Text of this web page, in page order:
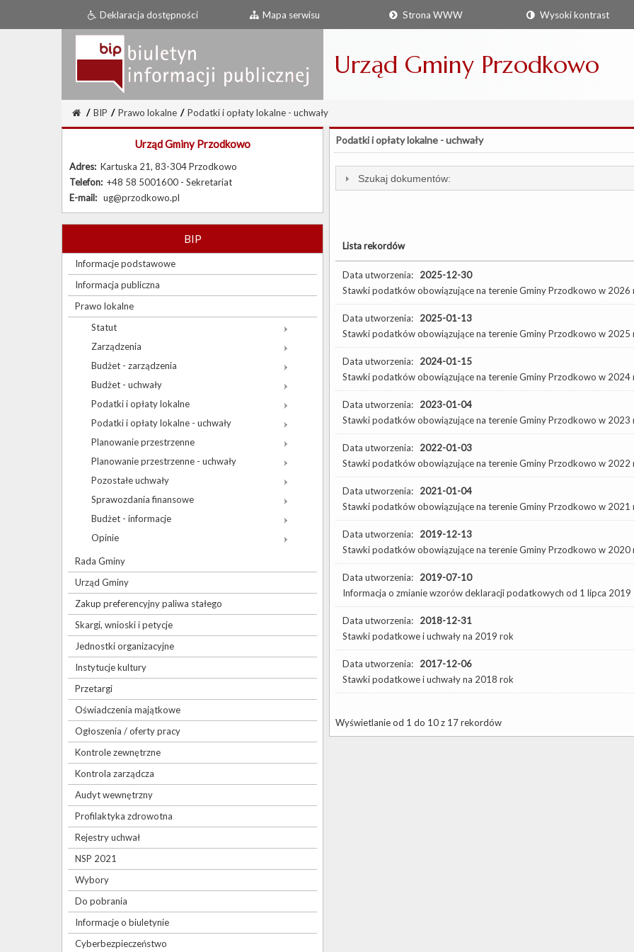
Deklaracja dostępności Mapa serwisu Strona WWW Wysoki kontrast
Urząd Gminy Przodkowo
/ BIP / Prawo lokalne / Podatki i opłaty lokalne - uchwały
Urząd Gminy Przodkowo
Adres: Kartuska 21, 83-304 Przodkowo
Telefon: +48 58 5001600 - Sekretariat
E-mail: ug@przodkowo.pl
BIP
Informacje podstawowe
Informacja publiczna
Prawo lokalne
Statut
Zarządzenia
Budżet - zarządzenia
Budżet - uchwały
Podatki i opłaty lokalne
Podatki i opłaty lokalne - uchwały
Planowanie przestrzenne
Planowanie przestrzenne - uchwały
Pozostałe uchwały
Sprawozdania finansowe
Budżet - informacje
Opinie
Rada Gminy
Urząd Gminy
Zakup preferencyjny paliwa stałego
Skargi, wnioski i petycje
Jednostki organizacyjne
Instytucje kultury
Przetargi
Oświadczenia majątkowe
Ogłoszenia / oferty pracy
Kontrole zewnętrzne
Kontrola zarządcza
Audyt wewnętrzny
Profilaktyka zdrowotna
Rejestry uchwał
NSP 2021
Wybory
Do pobrania
Informacje o biuletynie
Cyberbezpieczeństwo
Podatki i opłaty lokalne - uchwały
Szukaj dokumentów:
Lista rekordów
Data utworzenia: 2025-12-30
Stawki podatków obowiązujące na terenie Gminy Przodkowo w 2026
Data utworzenia: 2025-01-13
Stawki podatków obowiązujące na terenie Gminy Przodkowo w 2025
Data utworzenia: 2024-01-15
Stawki podatków obowiązujące na terenie Gminy Przodkowo w 2024
Data utworzenia: 2023-01-04
Stawki podatków obowiązujące na terenie Gminy Przodkowo w 2023
Data utworzenia: 2022-01-03
Stawki podatków obowiązujące na terenie Gminy Przodkowo w 2022
Data utworzenia: 2021-01-04
Stawki podatków obowiązujące na terenie Gminy Przodkowo w 2021
Data utworzenia: 2019-12-13
Stawki podatków obowiązujące na terenie Gminy Przodkowo w 2020
Data utworzenia: 2019-07-10
Informacja o zmianie wzorów deklaracji podatkowych od 1 lipca 2019
Data utworzenia: 2018-12-31
Stawki podatkowe i uchwały na 2019 rok
Data utworzenia: 2017-12-06
Stawki podatkowe i uchwały na 2018 rok
Wyświetlanie od 1 do 10 z 17 rekordów